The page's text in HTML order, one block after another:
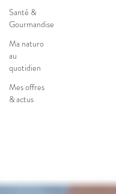
Santé &
Gourmandise
Ma naturo
au
quotidien
Mes offres
& actus